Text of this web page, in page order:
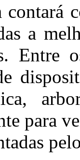
contará
a
Entre
para